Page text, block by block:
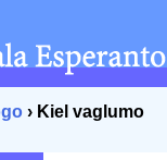
› Kiel vaglumo